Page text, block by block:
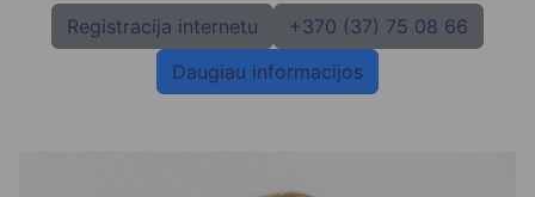
Registracija internetu
+370 (37) 75 08 66
Daugiau informacijos